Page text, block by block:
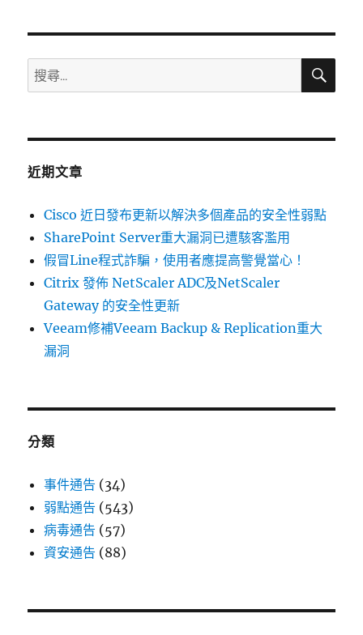
搜
尋
鍵
搜
近期文章
Cisco 近日發布更新以解決多個產品的安全性弱點
SharePoint Server重大漏洞已遭駭客濫用
假冒Line程式詐騙，使用者應提高警覺當心！
Citrix 發佈 NetScaler ADC及NetScaler
Gateway 的安全性更新
Veeam修補Veeam Backup & Replication重大
漏洞
分類
事件通告 (34)
弱點通告 (543)
病毒通告 (57)
資安通告 (88)